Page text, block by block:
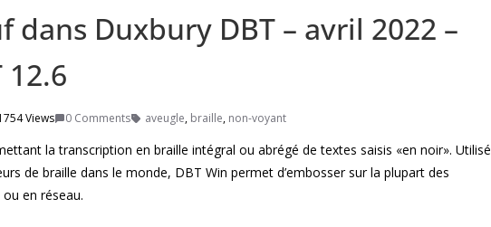
dans Duxbury DBT – avril 2022 –
12.6
Views 0 Comments aveugle, braille, non-voyant
la transcription en braille intégral ou abrégé de textes saisis «en noir». Utilisé
de braille dans le monde, DBT Win permet d’embosser sur la plupart des
en réseau.